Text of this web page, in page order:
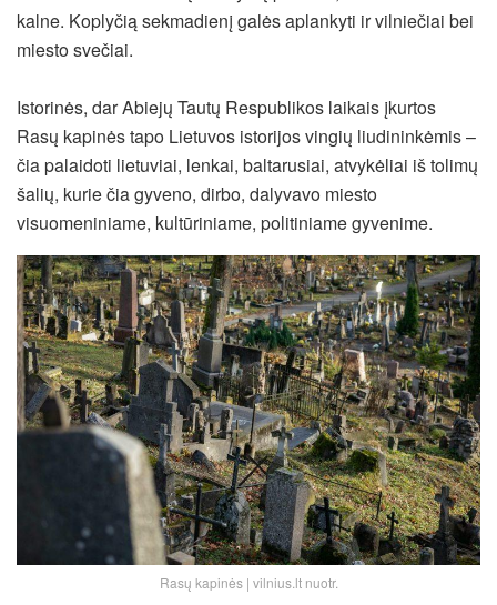
kalne. Koplyčią sekmadienį galės aplankyti ir vilniečiai bei
miesto svečiai.
Istorinės, dar Abiejų Tautų Respublikos laikais įkurtos
Rasų kapinės tapo Lietuvos istorijos vingių liudininkėmis –
čia palaidoti lietuviai, lenkai, baltarusiai, atvykėliai iš tolimų
šalių, kurie čia gyveno, dirbo, dalyvavo miesto
visuomeniniame, kultūriniame, politiniame gyvenime.
Rasų kapinės | vilnius.lt nuotr.